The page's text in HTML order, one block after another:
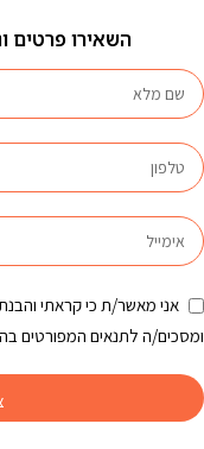
השאירו פרטים
אני מאשר/ת כי קראתי
ומסכים/ה לתנאים המפורטים